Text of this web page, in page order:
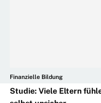
Finanzielle Bildung
Studie: Viele Eltern